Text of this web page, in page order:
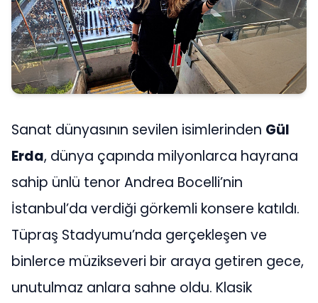
Sanat dünyasının sevilen isimlerinden Gül
Erda, dünya çapında milyonlarca hayrana
sahip ünlü tenor Andrea Bocelli’nin
İstanbul’da verdiği görkemli konsere katıldı.
Tüpraş Stadyumu’nda gerçekleşen ve
binlerce müzikseveri bir araya getiren gece,
unutulmaz anlara sahne oldu. Klasik